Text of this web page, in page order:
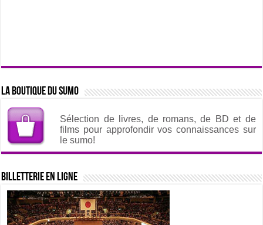
La boutique du sumo
Sélection de livres, de romans, de BD et de
films pour approfondir vos connaissances sur
le sumo!
Billetterie en ligne